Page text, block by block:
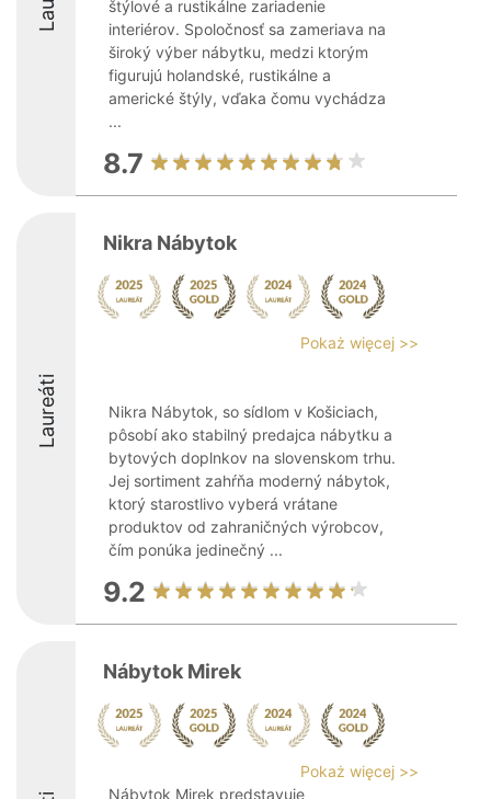
štýlové a rustikálne zariadenie
interiérov. Spoločnosť sa zameriava na
široký výber nábytku, medzi ktorým
figurujú holandské, rustikálne a
americké štýly, vďaka čomu vychádza
...
8.7
Laureáti
Nikra Nábytok
Pokaż więcej >>
Nikra Nábytok, so sídlom v Košiciach,
pôsobí ako stabilný predajca nábytku a
bytových doplnkov na slovenskom trhu.
Jej sortiment zahŕňa moderný nábytok,
ktorý starostlivo vyberá vrátane
produktov od zahraničných výrobcov,
čím ponúka jedinečný ...
9.2
Nábytok Mirek
Pokaż więcej >>
Nábytok Mirek predstavuje